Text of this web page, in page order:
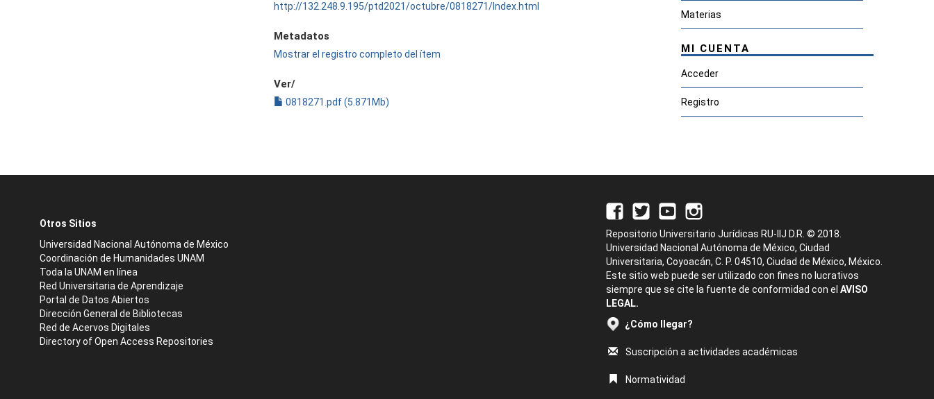
http://132.248.9.195/ptd2021/octubre/0818271/Index.html
Metadatos
Mostrar el registro completo del ítem
Ver/
0818271.pdf (5.871Mb)
Materias
MI CUENTA
Acceder
Registro
Otros Sitios
Universidad Nacional Autónoma de México
Coordinación de Humanidades UNAM
Toda la UNAM en línea
Red Universitaria de Aprendizaje
Portal de Datos Abiertos
Dirección General de Bibliotecas
Red de Acervos Digitales
Directory of Open Access Repositories
Repositorio Universitario Jurídicas RU-IIJ D.R. © 2018.
Universidad Nacional Autónoma de México, Ciudad
Universitaria, Coyoacán, C. P. 04510, Ciudad de México, México.
Este sitio web puede ser utilizado con fines no lucrativos
siempre que se cite la fuente de conformidad con el AVISO
LEGAL.
¿Cómo llegar?
Suscripción a actividades académicas
Normatividad